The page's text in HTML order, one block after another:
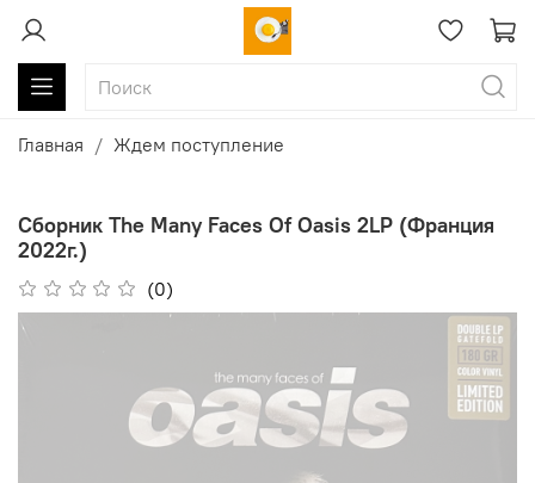
Главная Ждем поступление
Сборник The Many Faces Of Oasis 2LP (Франция
2022г.)
(0)